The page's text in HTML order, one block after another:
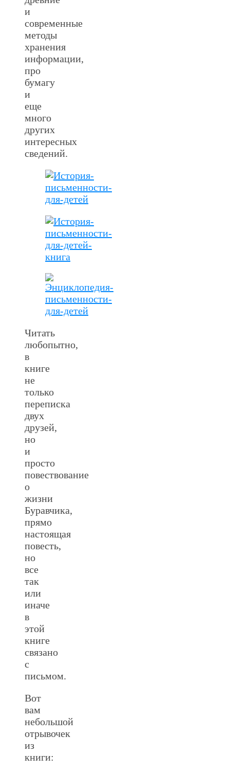
и
современные
методы
хранения
информации,
про
бумагу
и
еще
много
других
интересных
сведений.
Читать
любопытно,
в
книге
не
только
переписка
двух
друзей,
но
и
просто
повествование
о
жизни
Буравчика,
прямо
настоящая
повесть,
но
все
так
или
иначе
в
этой
книге
связано
с
письмом.
Вот
вам
небольшой
отрывочек
из
книги: